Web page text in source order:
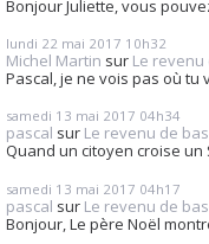
Bonjour Juliette, vous
lundi 22 mai 2017 10h32
Michel Martin sur Le
Pascal, je ne vois pas où tu
samedi 13 mai 2017 04h34
pascal sur Le revenu de
Quand un citoyen croise un
samedi 13 mai 2017 04h17
pascal sur Le revenu de
Bonjour, Le père Noël